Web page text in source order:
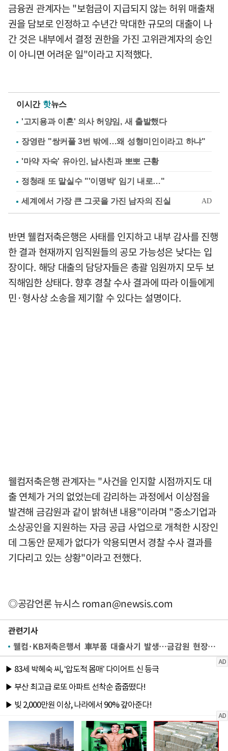
금융권 관계자는 "보험금이 지급되지 않는 허위 매출채
권을 담보로 인정하고 수년간 막대한 규모의 대출이 나
간 것은 내부에서 결정 권한을 가진 고위관계자의 승인
이 아니면 어려운 일"이라고 지적했다.
이시간 핫뉴스
'고지용과 이혼' 의사 허양임, 새 출발했다
장영란 "쌍커풀 3번 밖에…왜 성형미인이라고 하냐"
'마약 자숙' 유아인, 남사친과 뽀뽀 근황
정청래 또 말실수 "'이명박' 임기 내로…"
반면 웰컴저축은행은 사태를 인지하고 내부 감사를 진행
한 결과 현재까지 임직원들의 공모 가능성은 낮다는 입
장이다. 해당 대출의 담당자들은 총괄 임원까지 모두 보
직해임한 상태다. 향후 경찰 수사 결과에 따라 이들에게
민·형사상 소송을 제기할 수 있다는 설명이다.
웰컴저축은행 관계자는 "사건을 인지할 시점까지도 대
출 연체가 거의 없었는데 감리하는 과정에서 이상점을
발견해 금감원과 같이 밝혀낸 내용"이라며 "중소기업과
소상공인을 지원하는 자금 공급 사업으로 개척한 시장인
데 그동안 문제가 없다가 악용되면서 경찰 수사 결과를
기다리고 있는 상황"이라고 전했다.
◎공감언론 뉴시스roman@newsis.com
관련기사
웰컴·KB저축은행서 車부품 대출사기 발생…금감원 현장검사 진행